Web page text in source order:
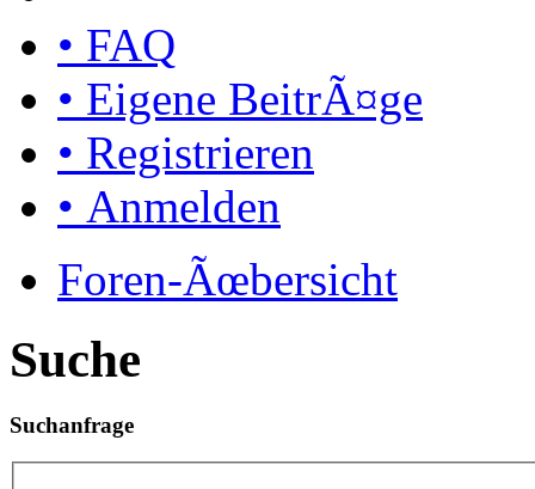
• FAQ
• Eigene BeitrÃ¤ge
• Registrieren
• Anmelden
Foren-Ãœbersicht
Suche
Suchanfrage